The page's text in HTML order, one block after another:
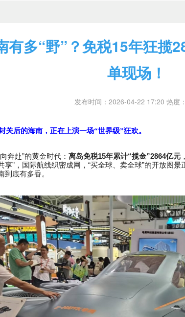
有多“野”？免税15年狂揽
单现场！
发布时间：2026-04-22 17:20 热度
关后的海南，正在上演一场“世界级”狂欢。
奔赴”的黄金时代： 离岛免税15年累计“揽金”2864亿元 ，
享” ，国际航线织密成网， “买全球、卖全球”的开放图景
到底有多香。